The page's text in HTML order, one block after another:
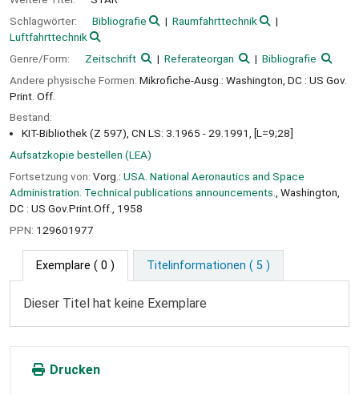
Schlagwörter:
Bibliografie
Raumfahrttechnik
Luftfahrttechnik
Genre/Form:
Zeitschrift Referateorgan
Bibliografie
Andere physische Formen: Mikrofiche-Ausg.: Washington, DC : US Gov.
Print. Off.
Bestand:
KIT-Bibliothek (Z 597), CN LS: 3.1965 - 29.1991, [L=9;28]
Aufsatzkopie bestellen (LEA)
Fortsetzung von: Vorg.: USA. National Aeronautics and Space
Administration. Technical publications announcements.
, Washington,
DC : US Gov.Print.Off., 1958
PPN: 129601977
Exemplare ( 0 ) Titelinformationen ( 5 )
Dieser Titel hat keine Exemplare
Drucken